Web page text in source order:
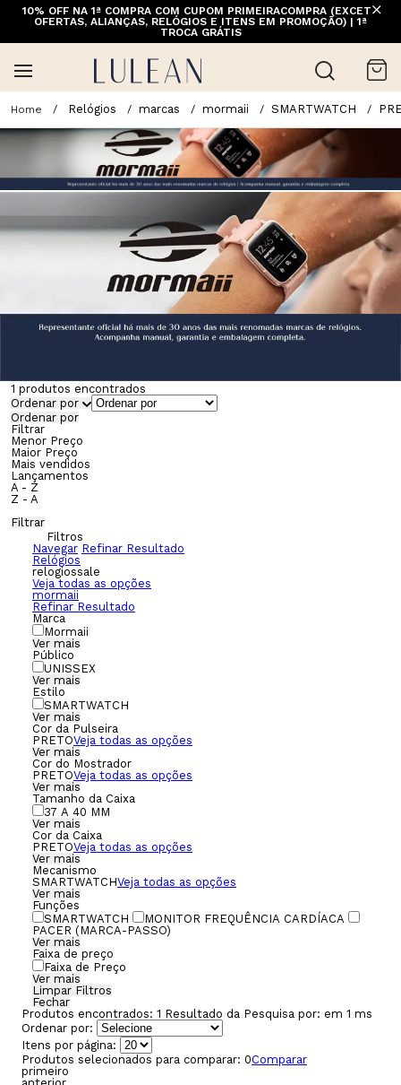
10% OFF NA 1ª COMPRA COM CUPOM PRIMEIRACOMPRA (EXCETO
OFERTAS, ALIANÇAS, RELÓGIOS E ITENS EM PROMOÇÃO) | 1ª
TROCA GRÁTIS
Relógios marcas mormaii SMARTWATCH
1 produtos encontrados
Ordenar por
Ordenar por
Filtrar
Menor Preço
Maior Preço
Mais vendidos
Lançamentos
A - Z
Z - A
Filtrar
Filtros
Navegar Refinar Resultado
Relógios
relogiossale
Veja todas as opções
mormaii
Refinar Resultado
Marca
Mormaii
Ver mais
Público
UNISSEX
Ver mais
Estilo
SMARTWATCH
Ver mais
Cor da Pulseira
PRETOVeja todas as opções
Ver mais
Cor do Mostrador
PRETOVeja todas as opções
Ver mais
Tamanho da Caixa
37 A 40 MM
Ver mais
Cor da Caixa
PRETOVeja todas as opções
Ver mais
Mecanismo
SMARTWATCHVeja todas as opções
Ver mais
Funções
SMARTWATCH
MONITOR FREQUÊNCIA CARDÍACA
PACER (MARCA-PASSO)
Ver mais
Faixa de preço
Faixa de Preço
Ver mais
Limpar Filtros
Fechar
Produtos encontrados: 1 Resultado da Pesquisa por: em 1 ms
Ordenar por:
Itens por página:
Produtos selecionados para comparar: 0Comparar
primeiro